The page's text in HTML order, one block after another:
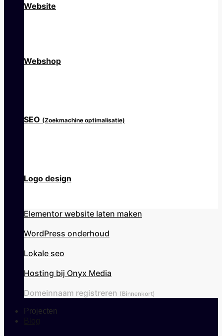
Website
Webshop
SEO (Zoekmachine optimalisatie)
Logo design
Elementor website laten maken
WordPress onderhoud
Lokale seo
Hosting bij Onyx Media
Domeinnaam registreren (Binnenkort)
Projecten